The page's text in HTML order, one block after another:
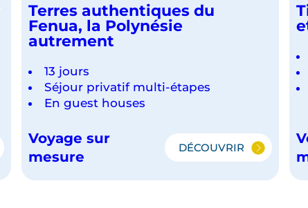
Terres authentiques du
Fenua, la Polynésie
autrement
13 jours
Séjour privatif multi-étapes
En guest houses
Voyage sur
mesure
DÉCOUVRIR
TERRES
AUTHENTIQUES
DU